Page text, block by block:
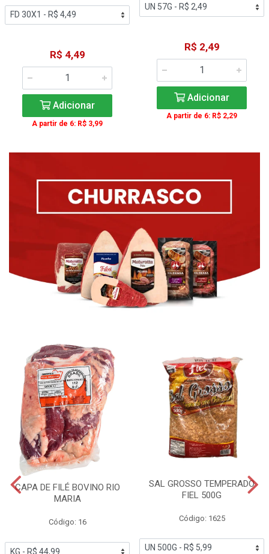
R$ 4,49
Adicionar
A partir de 6: R$ 3,99
R$ 2,49
Adicionar
A partir de 6: R$ 2,29
CAPA DE FILÉ BOVINO RIO
MARIA
Código: 16
SAL GROSSO TEMPERADO
FIEL 500G
Código: 1625